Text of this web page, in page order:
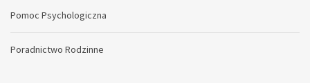
Pomoc Psychologiczna
Poradnictwo Rodzinne